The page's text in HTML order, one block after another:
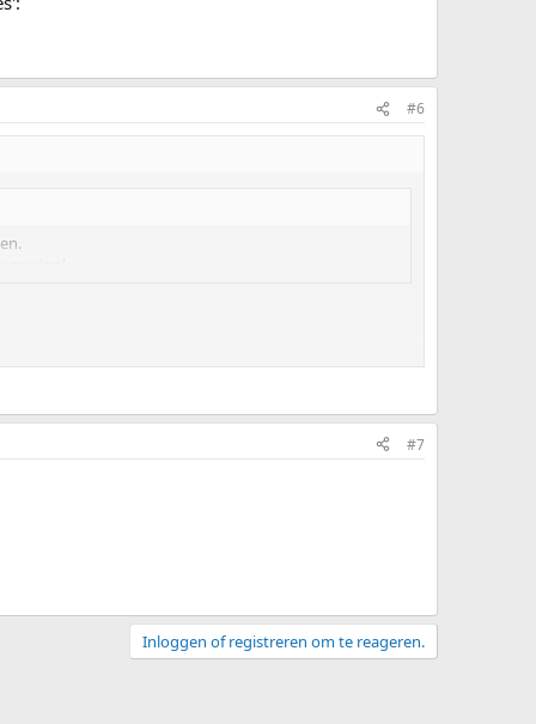
#6
viool.
(maar ook héél, héél veel meer):
#7
Inloggen of registreren om te reageren.